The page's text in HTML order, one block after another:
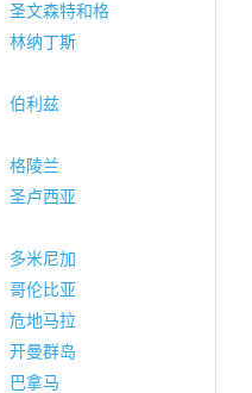
圣文森特和格
林纳丁斯
伯利兹
格陵兰
圣卢西亚
多米尼加
哥伦比亚
危地马拉
开曼群岛
巴拿马